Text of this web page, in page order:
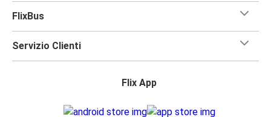
FlixBus
Servizio Clienti
Flix App